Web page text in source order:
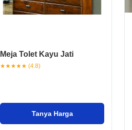
Meja Tolet Kayu Jati
★★★★★ (4.8)
Tanya Harga